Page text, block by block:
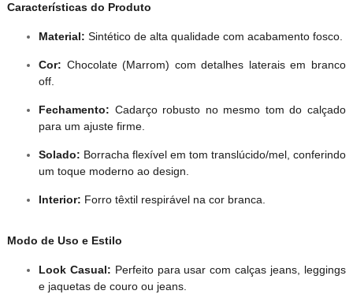
Características do Produto
Material: Sintético de alta qualidade com acabamento fosco.
Cor: Chocolate (Marrom) com detalhes laterais em branco
off.
Fechamento: Cadarço robusto no mesmo tom do calçado
para um ajuste firme.
Solado: Borracha flexível em tom translúcido/mel, conferindo
um toque moderno ao design.
Interior: Forro têxtil respirável na cor branca.
Modo de Uso e Estilo
Look Casual: Perfeito para usar com calças jeans, leggings
e jaquetas de couro ou jeans.